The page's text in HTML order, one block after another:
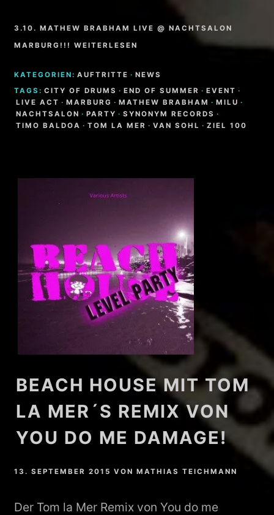
3.10. MATHEW BRABHAM LIVE @ NACHTSALON
MARBURG!!! WEITERLESEN
KATEGORIEN: AUFTRITTE · NEWS
TAGS: CITY OF DRUMS · END OF SUMMER · EVENT ·
LIVE ACT · MARBURG · MATHEW BRABHAM · MILU ·
NACHTSALON · PARTY · SYNONYM RECORDS ·
TIMO BALDOA · TOM LA MER · VAN SOHL · ZIEL 100
BEACH HOUSE MIT TOM
LA MER´S REMIX VON
YOU DO ME DAMAGE!
13. SEPTEMBER 2015 VONMATHIAS TEICHMANN
Der Tom la Mer Remix von You do me